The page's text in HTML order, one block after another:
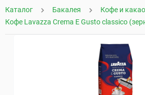
Каталог Бакалея
Кофе и какао
Кофе Lavazza Crema Е Gusto classico